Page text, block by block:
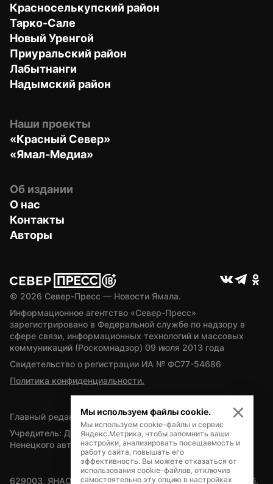
Красноселькупский район
Тарко-Сале
Новый Уренгой
Приуральский район
Лабытнанги
Надымский район
Наши проекты
«Красный Север»
«Ямал-Медиа»
Об издании
О нас
Контакты
Авторы
© 2026 Север-Пресс — Новости Ямала.
Информационное агентство «Север-Пресс»
зарегистрировано в Федеральной службе по надзору в
сфере связи, информационных технологий и массовых
коммуникаций (Роскомнадзор) 09 июля 2013 года
Свидетельство о регистрации ИА № ФС77-54686
Политика конфиденциальности.
Главный редактор — А.Л. Поздеев
Учредитель: Департамент внутренней политики Ямало-
Ненецкого автономного округа
629003, ЯНАО, Салехард, мкр. Богдана Кнунянца, д.1, каб.
Мы используем файлы cookie.
Мы используем cookie-файлы и сервис
Яндекс.Метрика, чтобы запомнить ваши
настройки, анализировать посещаемость и
работу сайта, повышать его
эффективность. Вы можете отказаться от
использования cookie-файлов, отключив
самостоятельно эту опцию в настройках